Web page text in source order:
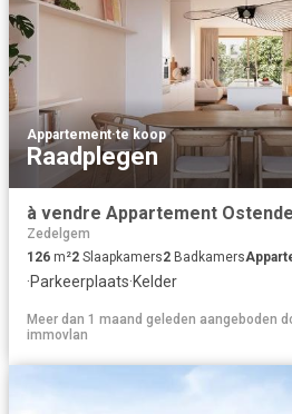
Appartement·te koop
Raadplegen
à vendre Appartement
Zedelgem
126 m²2 Slaapkamers2 Badkamers
·Parkeerplaats·Kelder
Meer dan 1 maand geleden aangeboden
immovlan